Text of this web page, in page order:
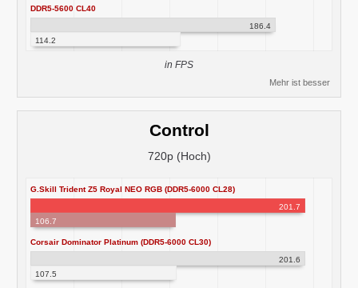
DDR5-5600 CL40
186.4
114.2
in FPS
Mehr ist besser
Control
720p (Hoch)
G.Skill Trident Z5 Royal NEO RGB (DDR5-6000 CL28)
201.7
106.7
Corsair Dominator Platinum (DDR5-6000 CL30)
201.6
107.5